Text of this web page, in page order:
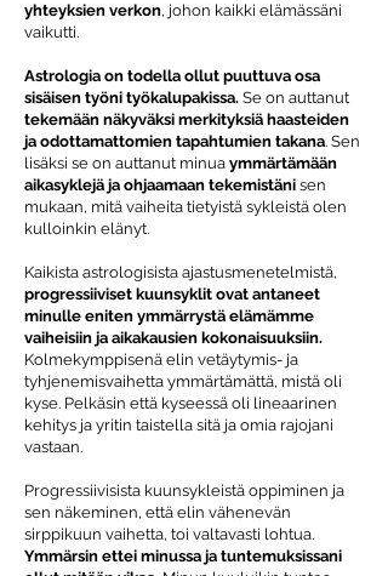
yhteyksien verkon, johon kaikki elämässäni
vaikutti.
Astrologia on todella ollut puuttuva osa
sisäisen työni työkalupakissa. Se on auttanut
tekemään näkyväksi merkityksiä haasteiden
ja odottamattomien tapahtumien takana. Sen
lisäksi se on auttanut minua ymmärtämään
aikasyklejä ja ohjaamaan tekemistäni sen
mukaan, mitä vaiheita tietyistä sykleistä olen
kulloinkin elänyt.
Kaikista astrologisista ajastusmenetelmistä,
progressiiviset kuunsyklit ovat antaneet
minulle eniten ymmärrystä elämämme
vaiheisiin ja aikakausien kokonaisuuksiin.
Kolmekymppisenä elin vetäytymis- ja
tyhjenemisvaihetta ymmärtämättä, mistä oli
kyse. Pelkäsin että kyseessä oli lineaarinen
kehitys ja yritin taistella sitä ja omia rajojani
vastaan.
Progressiivisista kuunsykleistä oppiminen ja
sen näkeminen, että elin vähenevän
sirppikuun vaihetta, toi valtavasti lohtua.
Ymmärsin ettei minussa ja tuntemuksissani